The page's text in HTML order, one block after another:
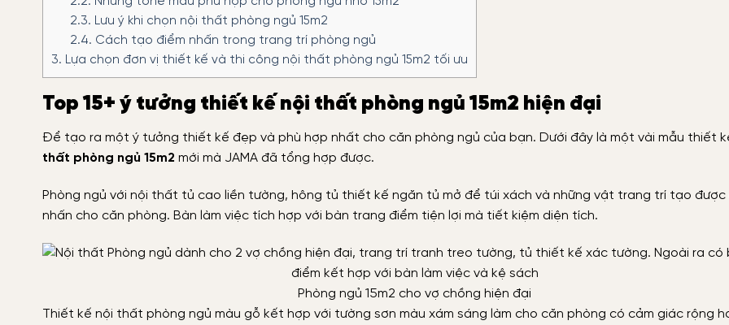
2.3. Lưu ý khi chọn nội thất phòng ngủ 15m2
2.4. Cách tạo điểm nhấn trong trang trí phòng ngủ
3. Lựa chọn đơn vị thiết kế và thi công nội thất phòng ngủ 15m2 tối ưu
Top 15+ ý tưởng thiết kế nội thất phòng ngủ 15m2 hiện đại
Để tạo ra một ý tưởng thiết kế đẹp và phù hợp nhất cho căn phòng ngủ của bạn. Dưới đây là một vài mẫu thiết
thất phòng ngủ 15m2 mới mà JAMA đã tổng hợp được.
Phòng ngủ với nội thất tủ cao liền tường, hông tủ thiết kế ngăn tủ mở để túi xách và những vật trang trí tạo được
nhấn cho căn phòng. Bàn làm việc tích hợp với bàn trang điểm tiện lợi mà tiết kiệm diện tích.
Phòng ngủ 15m2 cho vợ chồng hiện đại
Thiết kế nội thất phòng ngủ màu gỗ kết hợp với tường sơn màu xám sáng làm cho căn phòng có cảm giác rộng